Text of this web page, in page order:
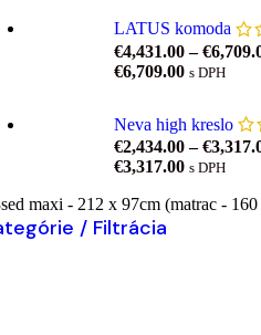
LATUS komoda
€4,431.00 – €
€6,709.00 s DPH
Neva high kreslo
€2,434.00 – €
€3,317.00 s DPH
maxi - 212 x 97cm (matrac -
/ Filtrácia